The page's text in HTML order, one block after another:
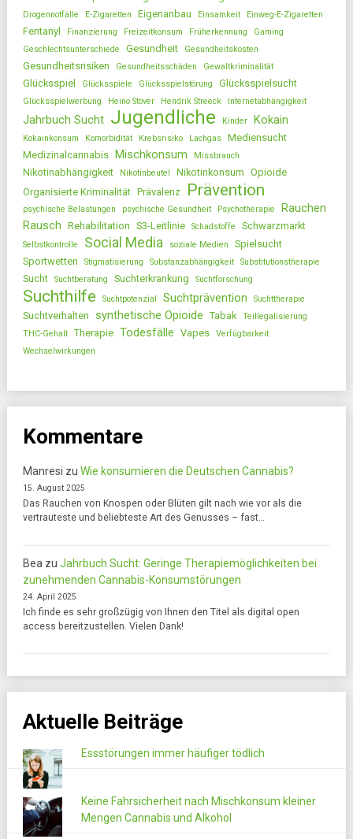
Drogennotfälle E-Zigaretten Eigenanbau Einsamkeit Einweg-E-Zigaretten
Fentanyl Finanzierung Freizeitkonsum Früherkennung
Gaming
Geschlechtsunterschiede
Gesundheit Gesundheitskosten
Gesundheitsrisiken Gesundheitsschäden Gewaltkriminalität
Glücksspiel Glücksspiele Glücksspielstörung Glücksspielsucht
Glücksspielwerbung Heino Stöver Hendrik Streeck Internetabhängigkeit
Jahrbuch Sucht Jugendliche Kinder Kokain
Kokainkonsum Komorbidität Krebsrisiko Lachgas
Mediensucht
Medizinalcannabis Mischkonsum Missbrauch
Nikotinabhängigkeit Nikotinbeutel Nikotinkonsum Opioide
Organisierte Kriminalität Prävalenz Prävention
psychische Belastungen psychische Gesundheit Psychotherapie
Rauchen
Rausch Rehabilitation S3-Leitlinie Schadstoffe Schwarzmarkt
Selbstkontrolle Social Media soziale Medien
Spielsucht
Sportwetten
Stigmatisierung Substanzabhängigkeit Substitutionstherapie
Sucht Suchtberatung Suchterkrankung Suchtforschung
Suchthilfe Suchtpotenzial Suchtprävention Suchttherapie
Suchtverhalten synthetische Opioide Tabak
Teillegalisierung
THC-Gehalt
Therapie Todesfälle Vapes
Verfügbarkeit
Wechselwirkungen
Kommentare
Manresi zu Wie konsumieren die Deutschen Cannabis?
15. August 2025
Das Rauchen von Knospen oder Blüten gilt nach wie vor als die
vertrauteste und beliebteste Art des Genusses – fast…
Bea zu Jahrbuch Sucht: Geringe Therapiemöglichkeiten bei
zunehmenden Cannabis-Konsumstörungen
24. April 2025
Ich finde es sehr großzügig von Ihnen den Titel als digital open
access bereitzustellen. Vielen Dank!
Aktuelle Beiträge
Essstörungen immer häufiger tödlich
Keine Fahrsicherheit nach Mischkonsum kleiner
Mengen Cannabis und Alkohol